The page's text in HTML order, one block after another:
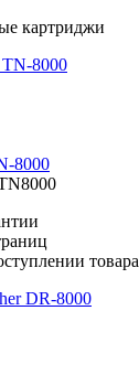
картриджи
8000
товара